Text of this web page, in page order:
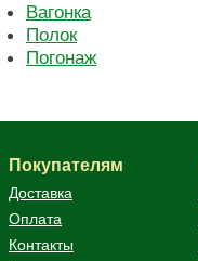
Вагонка
Полок
Погонаж
Покупателям
Доставка
Оплата
Контакты